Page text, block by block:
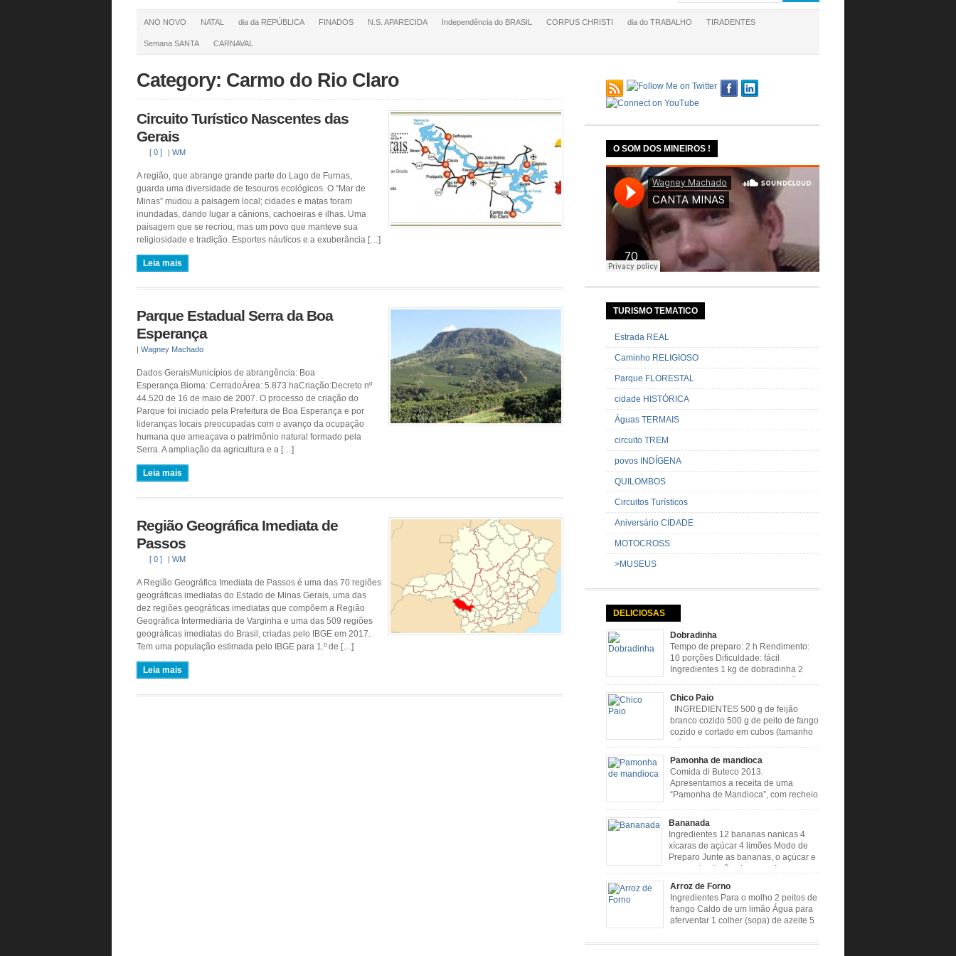
ANO NOVO NATAL dia da REPÚBLICA FINADOS N.S. APARECIDA Independência do BRASIL CORPUS CHRISTI dia do TRABALHO TIRADENTES
Semana SANTA CARNAVAL
Category: Carmo do Rio Claro
Circuito Turístico Nascentes das
Gerais
[ 0 ] | WM
A região, que abrange grande parte do Lago de Furnas,
guarda uma diversidade de tesouros ecológicos. O “Mar de
Minas” mudou a paisagem local; cidades e matas foram
inundadas, dando lugar a cânions, cachoeiras e ilhas. Uma
paisagem que se recriou, mas um povo que manteve sua
religiosidade e tradição. Esportes náuticos e a exuberância […]
Leia mais
Parque Estadual Serra da Boa
Esperança
| Wagney Machado
Dados GeraisMunicípios de abrangência: Boa
Esperança.Bioma: CerradoÁrea: 5.873 haCriação:Decreto nº
44.520 de 16 de maio de 2007. O processo de criação do
Parque foi iniciado pela Prefeitura de Boa Esperança e por
lideranças locais preocupadas com o avanço da ocupação
humana que ameaçava o patrimônio natural formado pela
Serra. A ampliação da agricultura e a […]
Leia mais
Região Geográfica Imediata de
Passos
[ 0 ] | WM
A Região Geográfica Imediata de Passos é uma das 70 regiões
geográficas imediatas do Estado de Minas Gerais, uma das
dez regiões geográficas imediatas que compõem a Região
Geográfica Intermediária de Varginha e uma das 509 regiões
geográficas imediatas do Brasil, criadas pelo IBGE em 2017.
Tem uma população estimada pelo IBGE para 1.º de […]
Leia mais
O SOM DOS MINEIROS !
TURISMO TEMATICO
Estrada REAL
Caminho RELIGIOSO
Parque FLORESTAL
cidade HISTÓRICA
Águas TERMAIS
circuito TREM
povos INDÍGENA
QUILOMBOS
Circuitos Turísticos
Aniversário CIDADE
MOTOCROSS
>MUSEUS
DELICIOSAS
Dobradinha
Tempo de preparo: 2 h Rendimento:
10 porções Dificuldade: fácil
Ingredientes 1 kg de dobradinha 2
colheres (sopa) de caldo de limão 2
colheres (sopa) de óleo 3 tomates 1 cebola 4 dentes
de alho Cheiro verde Cominho Colorau Pimenta a
gosto Modo de Preparo: Lavar muito bem a
dobradinha com limão. Deixar de molho […]
Chico Paio
INGREDIENTES 500 g de feijão
branco cozido 500 g de peito de fango
cozido e cortado em cubos (tamanho
em cubos) 2 linguiça paio (picado em cubos) 300 g de
bacon (picado em cubos) 1 lata de milho verde 2
dentes de alho amassado 3 colheres de óleo 2 […]
Pamonha de mandioca
Comida di Buteco 2013.
Apresentamos a receita de uma
“Pamonha de Mandioca”, com recheio
pelo idealizador do Comida di Buteco, Eduardo Maya.
Ingredientes (para 02 pamonhas): Massa: 15gr de
cebola picadinha 100gr de mandioca crua ralada e
espremida 1 colher café de manteiga 35ml de leite
Palha de milho verde 1 […]
Bananada
Ingredientes 12 bananas nanicas 4
xícaras de açúcar 4 limões Modo de
Preparo Junte as bananas, o açúcar e
o suco dos limões Leve ao fogo e
retire quando estiver desgrudando do fundo da panela
Tempo de Preparo Dificuldade: Fácil Tempo de
Preparo: 40 minutos
http://eusoumineirouaiso.com.br/culinaria-
mineira/bananada#tempo-de-preparo
Arroz de Forno
Ingredientes Para o molho 2 peitos de
frango Caldo de um limão Água para
aferventar 1 colher (sopa) de azeite 5
grande picada em cubos Tempero caseiro verde 1